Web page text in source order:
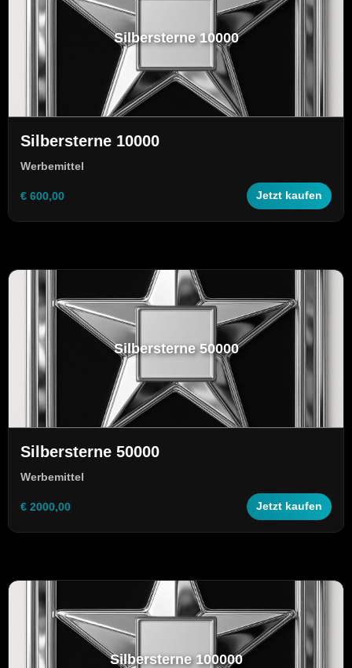
Silbersterne 10000
Silbersterne 10000
Werbemittel
€ 600,00 Jetzt kaufen
Silbersterne 50000
Silbersterne 50000
Werbemittel
€ 2000,00 Jetzt kaufen
Silbersterne 100000